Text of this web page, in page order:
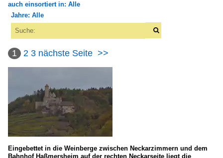
auch einsortiert in: Alle
Alle Kategorien
Bauwerke
Deutschland
Rathäuser, Parlaments- und Regierungsgebäude
Deutschland
Sakrale Bauten
Jahre: Alle
2010
2012
2013
2014
1 2 3 nächste Seite >>
Eingebettet in die Weinberge zwischen Neckarzimmern und dem
Bahnhof Haßmersheim auf der rechten Neckarseite liegt die